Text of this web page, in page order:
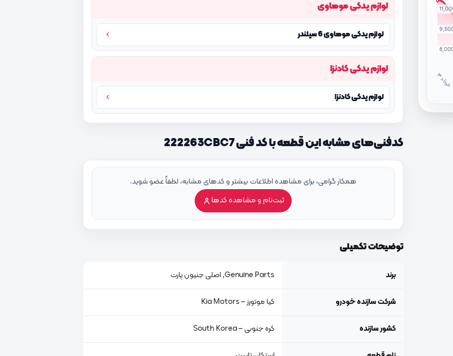
خ
ر
داد
۳
لوازم یدکی موهاوی
لوازم یدکی موهاوی 6 سیلندر
لوازم یدکی کادنزا
لوازم یدکی کادنزا
کدفنی‌های مشابه این قطعه با کد فنی 222263CBC7
همکار گرامی، برای مشاهده اطلاعات بیشتر و کدهای مشابه، لطفاً عضو شوید.
ثبت‌نام و مشاهده کدها
توضیحات تکمیلی
برند Genuine Parts, اصلی جنیون پارت
شرکت سازنده خودرو کیا موتورز – Kia Motors
کشور سازنده کره جنوبی – South Korea